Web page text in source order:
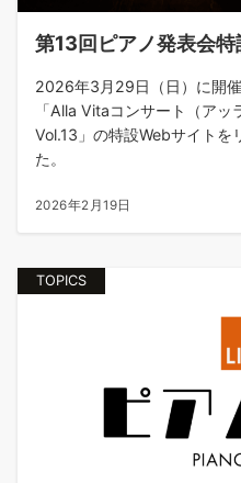
第13回ピアノ発表会
2026年3月29日（日）に開
「Alla Vitaコンサート（アッ
Vol.13」の特設Webサイトを
た。
2026年2月19日
TOPICS